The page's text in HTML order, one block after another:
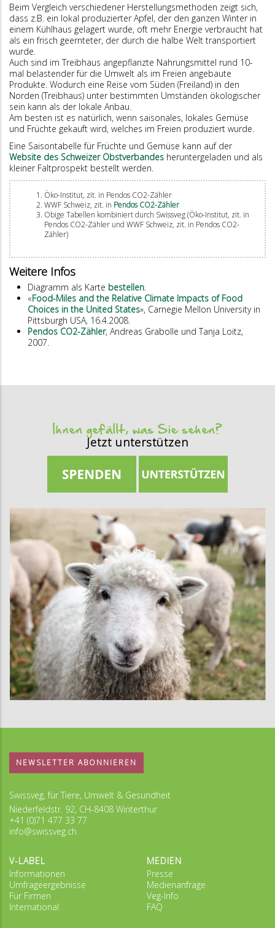
Beim Vergleich verschiedener Herstellungsmethoden zeigt sich,
dass z.B. ein lokal produzierter Apfel, der den ganzen Winter in
einem Kühlhaus gelagert wurde, oft mehr Energie verbraucht hat
als ein frisch geernteter, der durch die halbe Welt transportiert
wurde.
Auch sind im Treibhaus angepflanzte Nahrungsmittel rund 10-
mal belastender für die Umwelt als im Freien angebaute
Produkte. Wodurch eine Reise vom Süden (Freiland) in den
Norden (Treibhaus) unter bestimmten Umständen ökologischer
sein kann als der lokale Anbau.
Am besten ist es natürlich, wenn saisonales, lokales Gemüse
und Früchte gekauft wird, welches im Freien produziert wurde.
Eine Saisontabelle für Früchte und Gemüse kann auf der
Website des Schweizer Obstverbandes heruntergeladen und als
kleiner Faltprospekt bestellt werden.
Öko-Institut, zit. in Pendos CO2-Zähler
WWF Schweiz, zit. in Pendos CO2-Zähler
Obige Tabellen kombiniert durch Swissveg (Öko-Institut, zit. in
Pendos CO2-Zähler und WWF Schweiz, zit. in Pendos CO2-
Zähler)
Weitere Infos
Diagramm als Karte bestellen
​«Food-Miles and the Relative Climate Impacts of Food
Choices in the United States», Carnegie Mellon University in
Pittsburgh USA, 16.4.2008.
Pendos CO2-Zähler, Andreas Grabolle und Tanja Loitz,
2007.
Ihnen gefällt, was Sie sehen?
Jetzt unterstützen
NEWSLETTER ABONNIEREN
Swissveg, für Tiere, Umwelt & Gesundheit
Niederfeldstr. 92, CH-8408 Winterthur
+41 (0)71 477 33 77
info@swissveg.ch
V-LABEL
Informationen
Umfrageergebnisse
Für Firmen
International
MEDIEN
Presse
Medienanfrage
Veg-Info
FAQ